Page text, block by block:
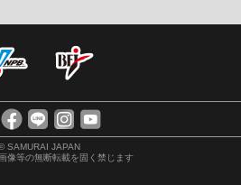
SAMURAI JAPAN
像等の無断転載を固く禁じます